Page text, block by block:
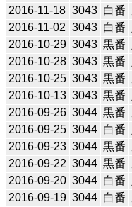
2016-11-18 3043 白番
2016-11-02 3043 白番
2016-10-29 3043 黒番
2016-10-28 3043 黒番
2016-10-25 3043 黒番
2016-10-13 3043 黒番
2016-09-26 3044 黒番
2016-09-25 3044 白番
2016-09-23 3044 黒番
2016-09-22 3044 黒番
2016-09-20 3044 白番
2016-09-19 3044 白番